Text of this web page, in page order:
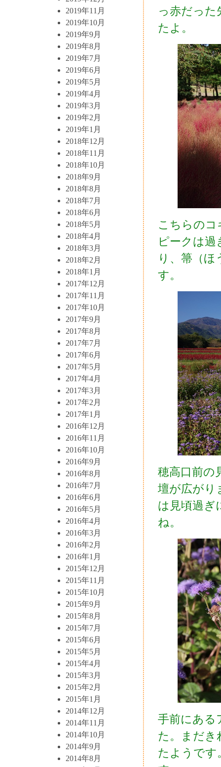
2019年11月
2019年10月
2019年9月
2019年8月
2019年7月
2019年6月
2019年5月
2019年4月
2019年3月
2019年2月
2019年1月
2018年12月
2018年11月
2018年10月
2018年9月
2018年8月
2018年7月
2018年6月
2018年5月
2018年4月
2018年3月
2018年2月
2018年1月
2017年12月
2017年11月
2017年10月
2017年9月
2017年8月
2017年7月
2017年6月
2017年5月
2017年4月
2017年3月
2017年2月
2017年1月
2016年12月
2016年11月
2016年10月
2016年9月
2016年8月
2016年7月
2016年6月
2016年5月
2016年4月
2016年3月
2016年2月
2016年1月
2015年12月
2015年11月
2015年10月
2015年9月
2015年8月
2015年7月
2015年6月
2015年5月
2015年4月
2015年3月
2015年2月
2015年1月
2014年12月
2014年11月
2014年10月
2014年9月
2014年8月
っ赤だった
たよ。
こちらのコ
ピークは
り、箒（
す。
穂高口前の
壇が広がり
は見頃過ぎ
ね。
手前にある
た。まだき
たようです